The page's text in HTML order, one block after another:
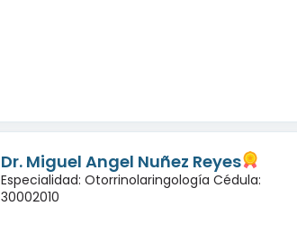
Dr. Miguel Angel Nuñez Reyes
Especialidad: Otorrinolaringología Cédula:
30002010